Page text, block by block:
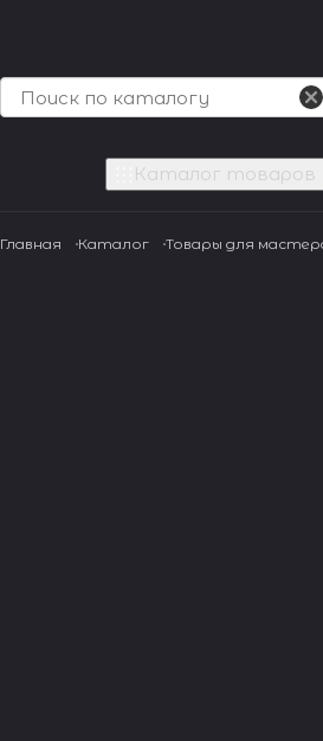
Каталог товаров
Главная Каталог Товары для